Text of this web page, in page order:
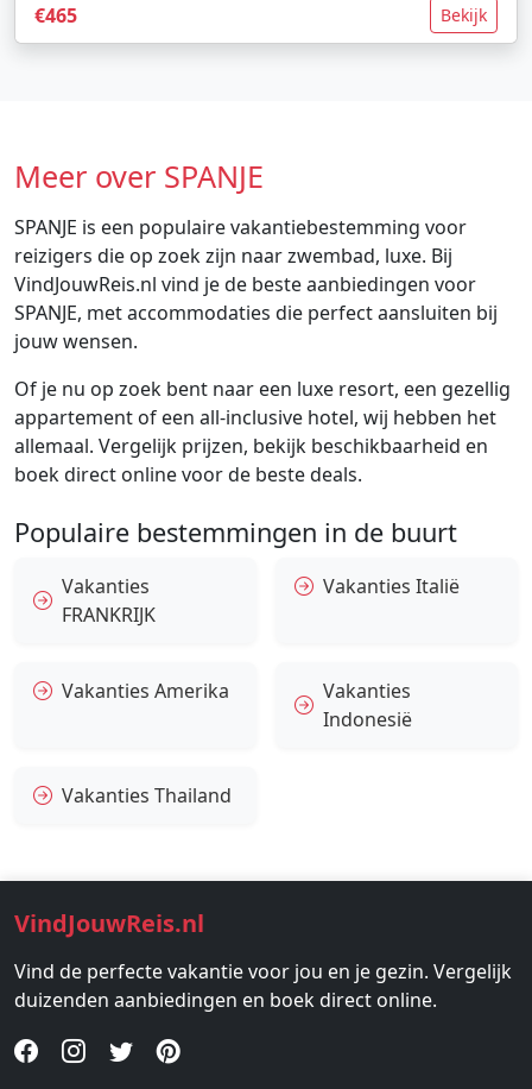
€465 Bekijk
Meer over SPANJE
SPANJE is een populaire vakantiebestemming voor
reizigers die op zoek zijn naar zwembad, luxe. Bij
VindJouwReis.nl vind je de beste aanbiedingen voor
SPANJE, met accommodaties die perfect aansluiten bij
jouw wensen.
Of je nu op zoek bent naar een luxe resort, een gezellig
appartement of een all-inclusive hotel, wij hebben het
allemaal. Vergelijk prijzen, bekijk beschikbaarheid en
boek direct online voor de beste deals.
Populaire bestemmingen in de buurt
Vakanties
FRANKRIJK
Vakanties Italië
Vakanties Amerika
Vakanties
Indonesië
Vakanties Thailand
VindJouwReis.nl
Vind de perfecte vakantie voor jou en je gezin. Vergelijk
duizenden aanbiedingen en boek direct online.